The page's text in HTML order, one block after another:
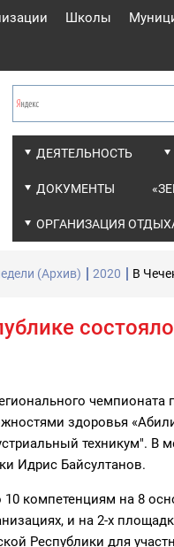
Школы
ДЕЯТЕЛЬНОСТЬ
ДОКУМЕНТЫ
ОРГАНИЗАЦИЯ
(Архив) 2020 В
здоровья
техникум". В
Идрис Байсултанов.
10 компетенциям на 8
и на 2-х
Республики для